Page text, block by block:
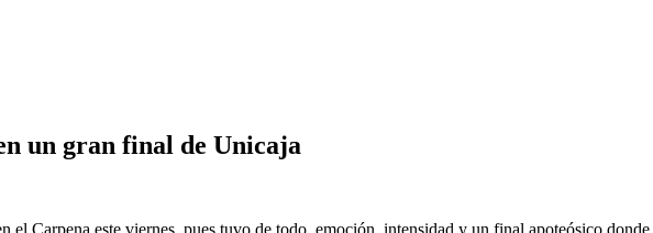
un gran final de Unicaja
el Carpena este viernes, pues tuvo de todo, emoción, intensidad y un final apoteósico